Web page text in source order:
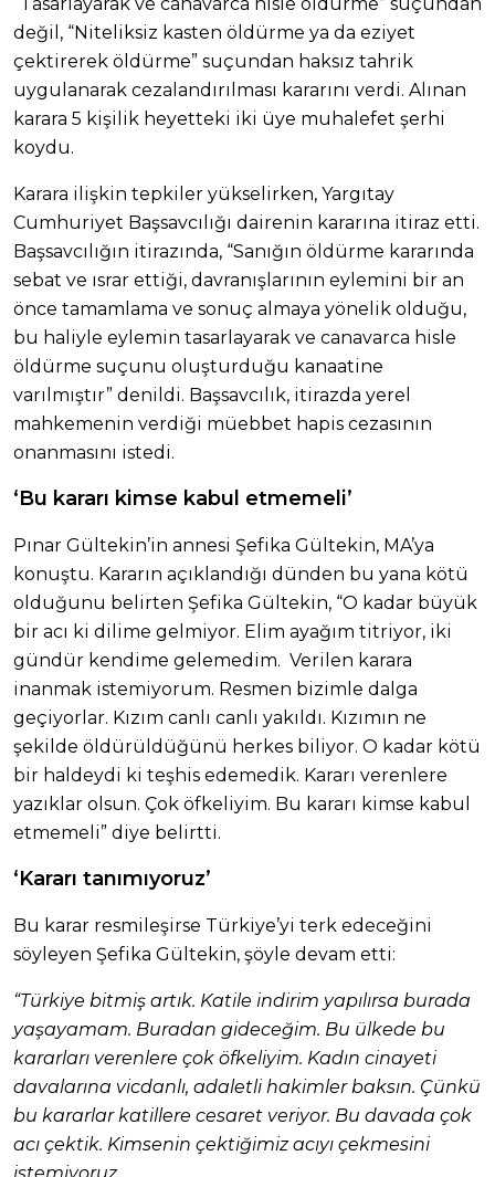
değil, “Niteliksiz kasten öldürme ya da eziyet
çektirerek öldürme” suçundan haksız tahrik
uygulanarak cezalandırılması kararını verdi. Alınan
karara 5 kişilik heyetteki iki üye muhalefet şerhi
koydu.
Karara ilişkin tepkiler yükselirken, Yargıtay
Cumhuriyet Başsavcılığı dairenin kararına itiraz etti.
Başsavcılığın itirazında, “Sanığın öldürme kararında
sebat ve ısrar ettiği, davranışlarının eylemini bir an
önce tamamlama ve sonuç almaya yönelik olduğu,
bu haliyle eylemin tasarlayarak ve canavarca hisle
öldürme suçunu oluşturduğu kanaatine
varılmıştır” denildi. Başsavcılık, itirazda yerel
mahkemenin verdiği müebbet hapis cezasının
onanmasını istedi.
‘Bu kararı kimse kabul etmemeli’
Pınar Gültekin’in annesi Şefika Gültekin, MA’ya
konuştu. Kararın açıklandığı dünden bu yana kötü
olduğunu belirten Şefika Gültekin, “O kadar büyük
bir acı ki dilime gelmiyor. Elim ayağım titriyor, iki
gündür kendime gelemedim. Verilen karara
inanmak istemiyorum. Resmen bizimle dalga
geçiyorlar. Kızım canlı canlı yakıldı. Kızımın ne
şekilde öldürüldüğünü herkes biliyor. O kadar kötü
bir haldeydi ki teşhis edemedik. Kararı verenlere
yazıklar olsun. Çok öfkeliyim. Bu kararı kimse kabul
etmemeli” diye belirtti.
‘Kararı tanımıyoruz’
Bu karar resmileşirse Türkiye’yi terk edeceğini
söyleyen Şefika Gültekin, şöyle devam etti:
“Türkiye bitmiş artık. Katile indirim yapılırsa burada
yaşayamam. Buradan gideceğim. Bu ülkede bu
kararları verenlere çok öfkeliyim. Kadın cinayeti
davalarına vicdanlı, adaletli hakimler baksın. Çünkü
bu kararlar katillere cesaret veriyor. Bu davada çok
acı çektik. Kimsenin çektiğimiz acıyı çekmesini